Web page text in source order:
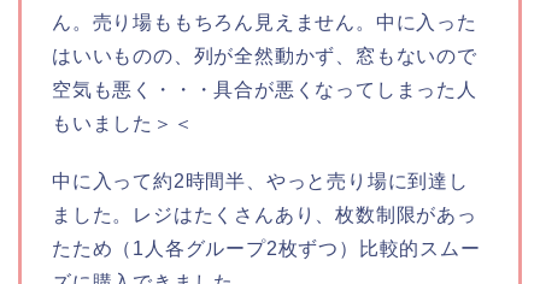
ん。売り場ももちろん見えません。中に入った
はいいものの、列が全然動かず、窓もないので
空気も悪く・・・具合が悪くなってしまった人
もいました＞＜
中に入って約2時間半、やっと売り場に到達し
ました。レジはたくさんあり、枚数制限があっ
たため（1人各グループ2枚ずつ）比較的スムー